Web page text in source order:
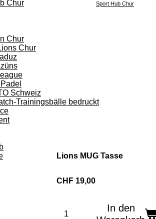
Sport Hub Chur
Chur
Chur
Schweiz
Trainingsbälle bedruckt
Lions MUG Tasse
CHF 19,00
In den